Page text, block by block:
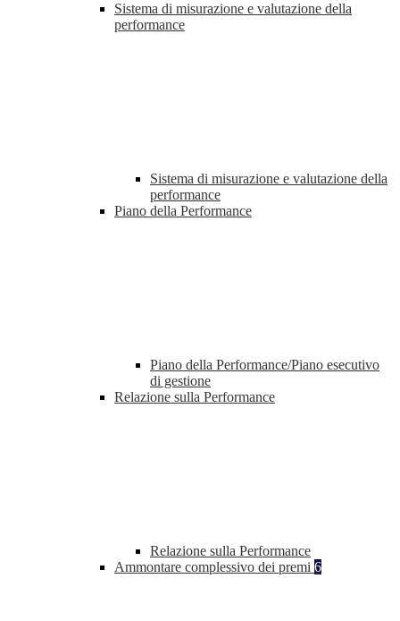
Sistema di misurazione e valutazione della
performance
Sistema di misurazione e valutazione della
performance
Piano della Performance
Piano della Performance/Piano esecutivo
di gestione
Relazione sulla Performance
Relazione sulla Performance
Ammontare complessivo dei premi 6